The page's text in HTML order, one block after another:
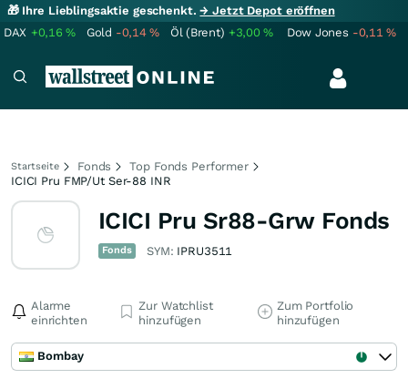
🎁 Ihre Lieblingsaktie geschenkt.→ Jetzt Depot eröffnen
DAX +0,16% Gold -0,14% Öl (Brent) +3,00% Dow Jones -0,11%
Startseite Fonds
Top Fonds Performer
ICICI Pru FMP/Ut Ser-88 INR
ICICI Pru Sr88-Grw Fonds
Fonds SYM: IPRU3511
Alarme
einrichten
Zur Watchlist
hinzufügen
Zum Portfolio
hinzufügen
Bombay